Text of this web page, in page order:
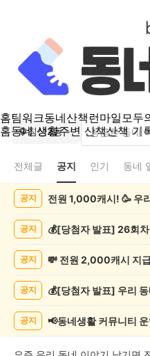
홈팀워크동네산책런마일모두
홈동네 생활주변 산책산책 기
침산2동
전체글 공지 인기 동네
공지 전원 1,000캐시! 🥳 우
공지
공지
공지
공지 📢동네생활 커뮤니티